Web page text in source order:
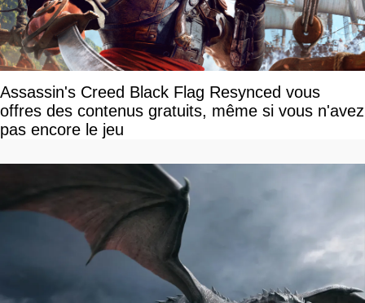
Assassin's Creed Black Flag Resynced vous
offres des contenus gratuits, même si vous n'avez
pas encore le jeu